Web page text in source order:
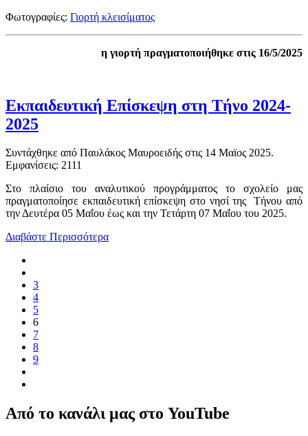
Φωτογραφίες: Γιορτή κλεισίματος
η γιορτή πραγματοποιήθηκε στις 16/5/2025
Εκπαιδευτική Επίσκεψη στη Τήνο 2024-
2025
Συντάχθηκε από Παυλάκος Μαυροειδής στις 14 Μαϊος 2025.
Εμφανίσεις: 2111
Στο πλαίσιο του αναλυτικού προγράμματος το σχολείο μας
πραγματοποίησε εκπαιδευτική επίσκεψη στο νησί της Τήνου από
την Δευτέρα 05 Μαΐου έως και την Τετάρτη 07 Μαΐου του 2025.
Διαβάστε Περισσότερα
3
4
5
6
7
8
9
Από το κανάλι μας στο YouTube